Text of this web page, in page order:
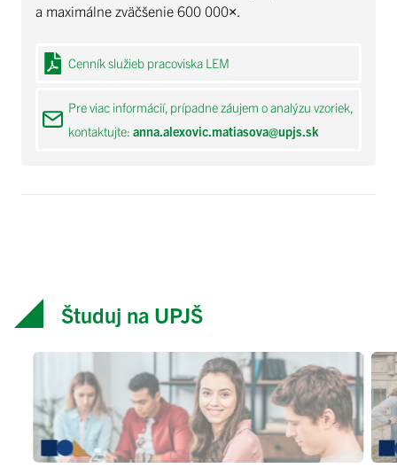
a maximálne zväčšenie 600 000×.
Cenník služieb pracoviska LEM
Pre viac informácií, prípadne záujem o analýzu vzoriek,
kontaktujte: anna.alexovic.matiasova@upjs.sk
Študuj na UPJŠ